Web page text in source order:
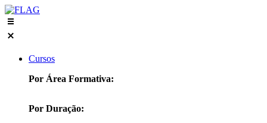
Skip
to
content
Cursos
Por Área Formativa:
Por Duração: